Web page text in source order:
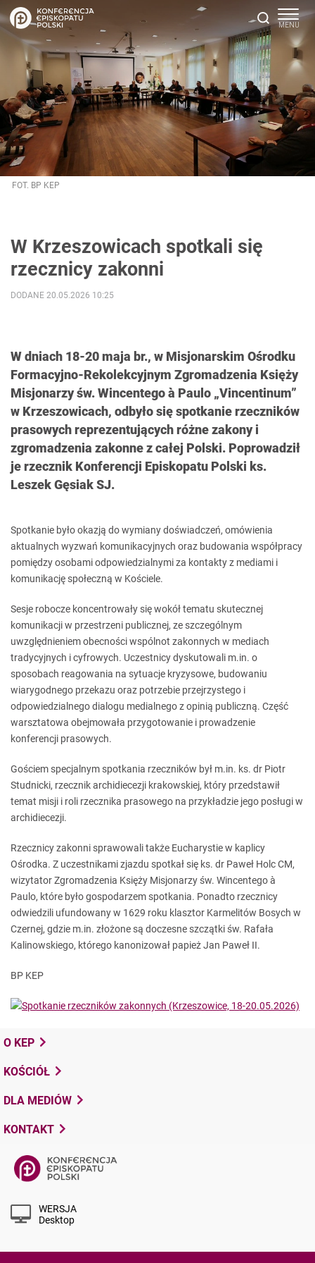
FOT. BP KEP
W Krzeszowicach spotkali się
rzecznicy zakonni
W dniach 18-20 maja br., w Misjonarskim Ośrodku
Formacyjno-Rekolekcyjnym Zgromadzenia Księży
Misjonarzy św. Wincentego à Paulo „Vincentinum”
w Krzeszowicach, odbyło się spotkanie rzeczników
prasowych reprezentujących różne zakony i
zgromadzenia zakonne z całej Polski. Poprowadził
je rzecznik Konferencji Episkopatu Polski ks.
Leszek Gęsiak SJ.
DODANE 20.05.2026 10:25
Spotkanie było okazją do wymiany doświadczeń, omówienia
aktualnych wyzwań komunikacyjnych oraz budowania współpracy
pomiędzy osobami odpowiedzialnymi za kontakty z mediami i
komunikację społeczną w Kościele.
Sesje robocze koncentrowały się wokół tematu skutecznej
komunikacji w przestrzeni publicznej, ze szczególnym
uwzględnieniem obecności wspólnot zakonnych w mediach
tradycyjnych i cyfrowych. Uczestnicy dyskutowali m.in. o
sposobach reagowania na sytuacje kryzysowe, budowaniu
wiarygodnego przekazu oraz potrzebie przejrzystego i
odpowiedzialnego dialogu medialnego z opinią publiczną. Część
warsztatowa obejmowała przygotowanie i prowadzenie
konferencji prasowych.
Gościem specjalnym spotkania rzeczników był m.in. ks. dr Piotr
Studnicki, rzecznik archidiecezji krakowskiej, który przedstawił
temat misji i roli rzecznika prasowego na przykładzie jego posługi w
archidiecezji.
Rzecznicy zakonni sprawowali także Eucharystie w kaplicy
Ośrodka. Z uczestnikami zjazdu spotkał się ks. dr Paweł Holc CM,
wizytator Zgromadzenia Księży Misjonarzy św. Wincentego à
Paulo, które było gospodarzem spotkania. Ponadto rzecznicy
odwiedzili ufundowany w 1629 roku klasztor Karmelitów Bosych w
Czernej, gdzie m.in. złożone są doczesne szczątki św. Rafała
Kalinowskiego, którego kanonizował papież Jan Paweł II.
BP KEP
O KEP
KOŚCIÓŁ
DLA MEDIÓW
KONTAKT
WERSJA
Desktop